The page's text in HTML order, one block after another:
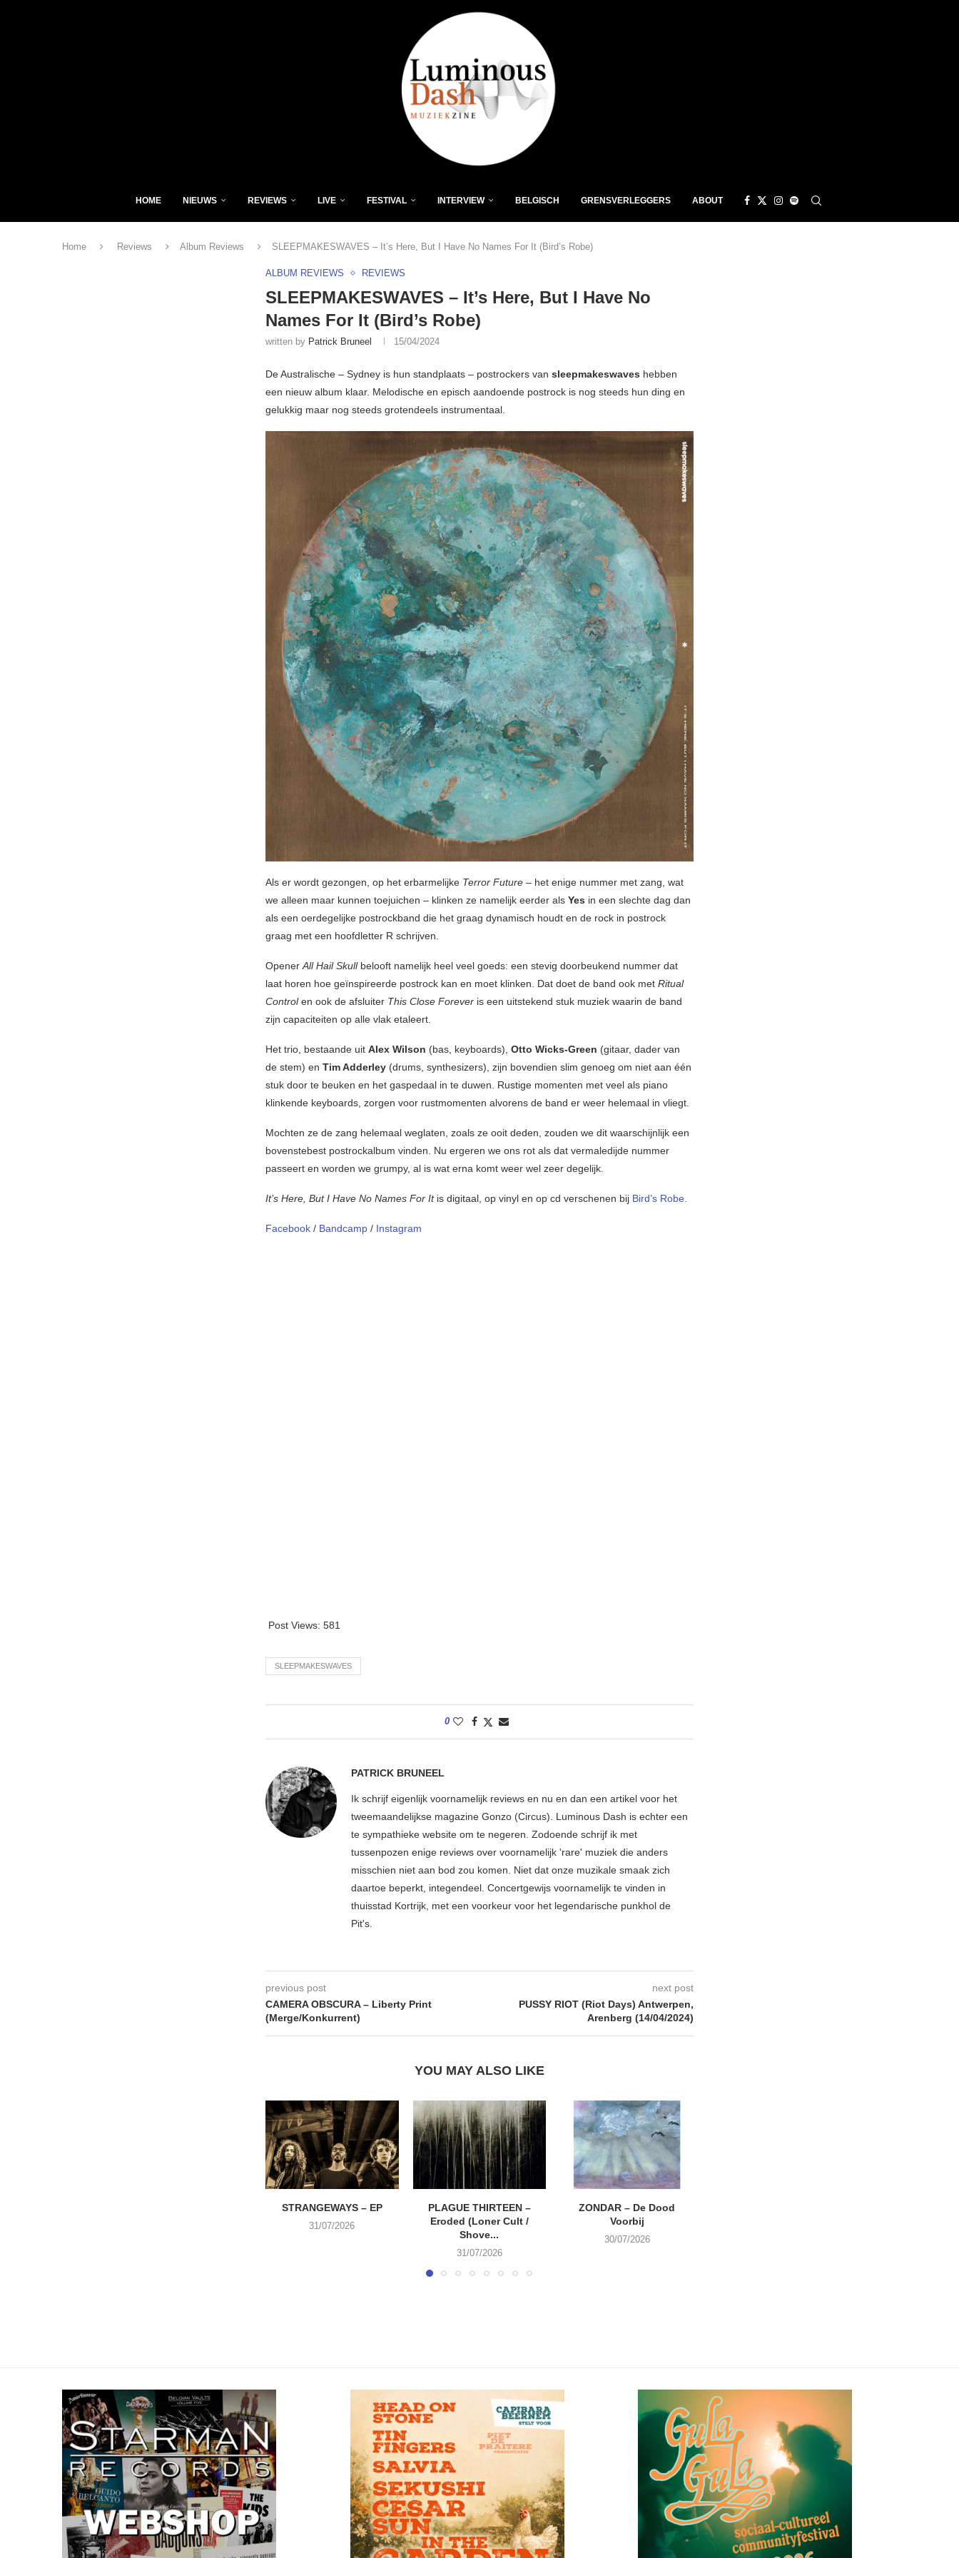
HOME NIEUWS REVIEWS LIVE FESTIVAL INTERVIEW BELGISCH GRENSVERLEGGERS ABOUT
Home Reviews Album Reviews SLEEPMAKESWAVES – It’s Here, But I Have No Names For It (Bird’s Robe)
ALBUM REVIEWS REVIEWS
SLEEPMAKESWAVES – It’s Here, But I Have No
Names For It (Bird’s Robe)
written by Patrick Bruneel 15/04/2024
De Australische – Sydney is hun standplaats – postrockers van sleepmakeswaves hebben
een nieuw album klaar. Melodische en episch aandoende postrock is nog steeds hun ding en
gelukkig maar nog steeds grotendeels instrumentaal.
Als er wordt gezongen, op het erbarmelijke Terror Future – het enige nummer met zang, wat
we alleen maar kunnen toejuichen – klinken ze namelijk eerder als Yes in een slechte dag dan
als een oerdegelijke postrockband die het graag dynamisch houdt en de rock in postrock
graag met een hoofdletter R schrijven.
Opener All Hail Skull belooft namelijk heel veel goeds: een stevig doorbeukend nummer dat
laat horen hoe geïnspireerde postrock kan en moet klinken. Dat doet de band ook met Ritual
Controlen ook de afsluiter This Close Forever is een uitstekend stuk muziek waarin de band
zijn capaciteiten op alle vlak etaleert.
Het trio, bestaande uit Alex Wilson (bas, keyboards), Otto Wicks-Green (gitaar, dader van
de stem) en Tim Adderley (drums, synthesizers), zijn bovendien slim genoeg om niet aan één
stuk door te beuken en het gaspedaal in te duwen. Rustige momenten met veel als piano
klinkende keyboards, zorgen voor rustmomenten alvorens de band er weer helemaal in vliegt.
Mochten ze de zang helemaal weglaten, zoals ze ooit deden, zouden we dit waarschijnlijk een
bovenstebest postrockalbum vinden. Nu ergeren we ons rot als dat vermaledijde nummer
passeert en worden we grumpy, al is wat erna komt weer wel zeer degelijk.
It’s Here, But I Have No Names For Itis digitaal, op vinyl en op cd verschenen bij Bird’s Robe.
Facebook / Bandcamp / Instagram
Post Views: 581
SLEEPMAKESWAVES
0
PATRICK BRUNEEL
Ik schrijf eigenlijk voornamelijk reviews en nu en dan een artikel voor het
tweemaandelijkse magazine Gonzo (Circus). Luminous Dash is echter een
te sympathieke website om te negeren. Zodoende schrijf ik met
tussenpozen enige reviews over voornamelijk 'rare' muziek die anders
misschien niet aan bod zou komen. Niet dat onze muzikale smaak zich
daartoe beperkt, integendeel. Concertgewijs voornamelijk te vinden in
thuisstad Kortrijk, met een voorkeur voor het legendarische punkhol de
Pit's.
previous post
CAMERA OBSCURA – Liberty Print
(Merge/Konkurrent)
next post
PUSSY RIOT (Riot Days) Antwerpen,
Arenberg (14/04/2024)
YOU MAY ALSO LIKE
STRANGEWAYS – EP
31/07/2026
PLAGUE THIRTEEN –
Eroded (Loner Cult /
Shove...
31/07/2026
ZONDAR – De Dood
Voorbij
30/07/2026